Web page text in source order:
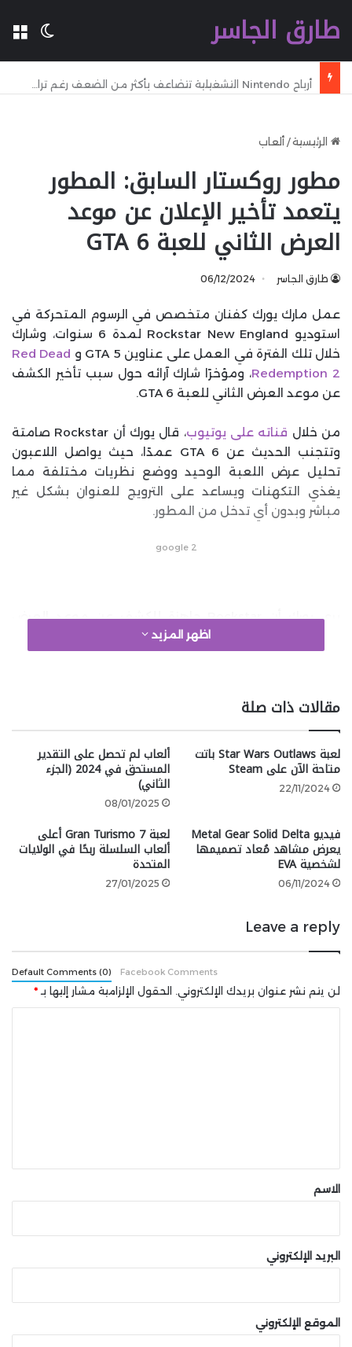
طارق الجاسر
الرئيسية/ ألعاب
مطور روكستار السابق: المطور
يتعمد تأخير الإعلان عن موعد
العرض الثاني للعبة GTA 6
طارق الجاسر 06/12/2024
عمل مارك يورك كفنان متخصص في الرسوم المتحركة في
استوديو Rockstar New England لمدة 6 سنوات، وشارك
خلال تلك الفترة في العمل على عناوين GTA 5 و
Red Dead
Redemption 2، ومؤخرًا شارك آرائه حول سبب تأخير الكشف
عن موعد العرض الثاني للعبة GTA 6.
من خلال قناته على يوتيوب
، قال يورك أن Rockstar صامتة
وتتجنب الحديث عن GTA 6 عمدًا، حيث يواصل اللاعبون
تحليل عرض اللعبة الوحيد ووضع نظريات مختلفة مما
يغذي التكهنات ويساعد على الترويج للعنوان بشكل غير
مباشر وبدون أي تدخل من المطور.
google 2
يرى يورك أن Rockstar جاهزة للكشف عن موعد العرض
الدعائي الثاني للمشروع لكنها تفضل البقاء صامتة لأطول
فترة ممكنة لزيادة الحماس وارتباط المعجبين بالمشروع،
العرض الدعائي الثاني.
وXbox Series
.
شارك هذه الصفحة عبر
اظهر المزيد
مقالات ذات صلة
لعبة Star Wars Outlaws باتت
متاحة الآن على Steam
22/11/2024
ألعاب لم تحصل على التقدير
المستحق في 2024 (الجزء
الثاني)
08/01/2025
فيديو Metal Gear Solid Delta
يعرض مشاهد مُعاد تصميمها
لشخصية EVA
06/11/2024
لعبة Gran Turismo 7 أعلى
ألعاب السلسلة ربحًا في الولايات
المتحدة
27/01/2025
Leave a reply
Default Comments (0) Facebook Comments
لن يتم نشر عنوان بريدك الإلكتروني. الحقول الإلزامية مشار إليها بـ *
*الاسم
البريد الإلكتروني
الموقع الإلكتروني